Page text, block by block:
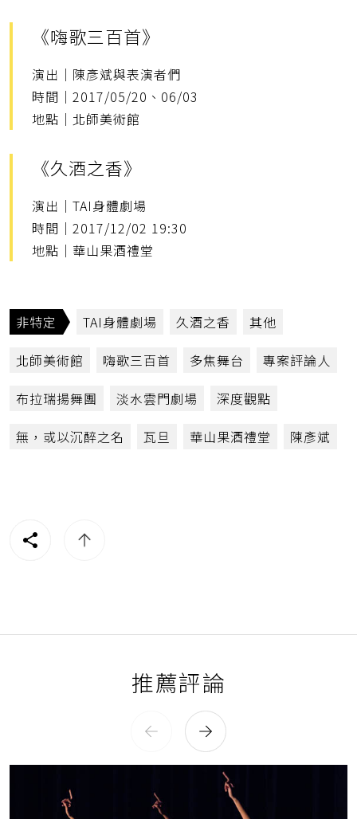
《嗨歌三百首》
演出｜陳彥斌與表演者們
時間｜2017/05/20、06/03
地點｜北師美術館
《久酒之香》
演出｜TAI身體劇場
時間｜2017/12/02 19:30
地點｜華山果酒禮堂
非特定 TAI身體劇場 久酒之香
其他
北師美術館
嗨歌三百首 多焦舞台
專案評論人
布拉瑞揚舞團
淡水雲門劇場
深度觀點
無，或以沉醉之名
瓦旦 華山果酒禮堂 陳彥斌
推薦評論